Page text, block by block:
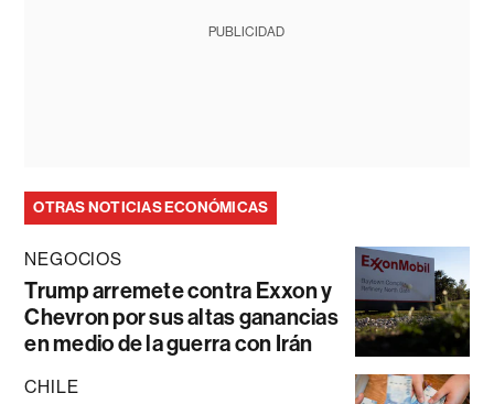
PUBLICIDAD
OTRAS NOTICIAS ECONÓMICAS
NEGOCIOS
Trump arremete contra Exxon y
Chevron por sus altas ganancias
en medio de la guerra con Irán
CHILE